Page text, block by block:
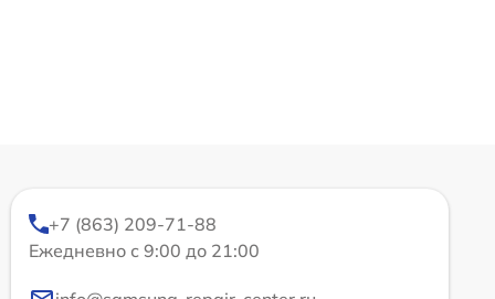
+7 (863) 209-71-88
Ежедневно с 9:00 до 21:00